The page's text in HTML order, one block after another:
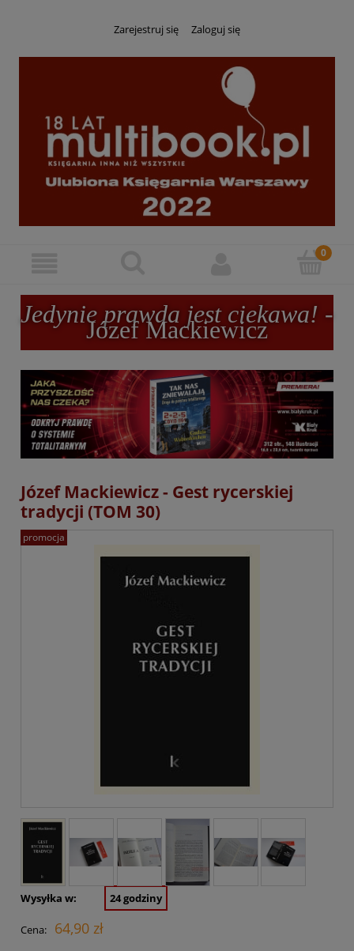
Zarejestruj się Zaloguj się
Jedynie prawda jest ciekawa! -
Józef Mackiewicz
Józef Mackiewicz - Gest rycerskiej
tradycji (TOM 30)
promocja
Wysyłka w: 24 godziny
Cena: 64,90 zł